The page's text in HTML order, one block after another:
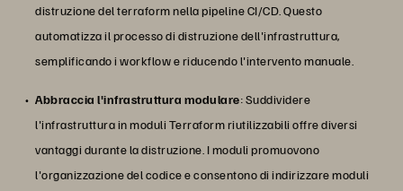
distruzione del terraform nella pipeline CI/CD. Questo
automatizza il processo di distruzione dell'infrastruttura,
semplificando i workflow e riducendo l'intervento manuale.
Abbraccia l'infrastruttura modulare: Suddividere
l'infrastruttura in moduli Terraform riutilizzabili offre diversi
vantaggi durante la distruzione. I moduli promuovono
l'organizzazione del codice e consentono di indirizzare moduli